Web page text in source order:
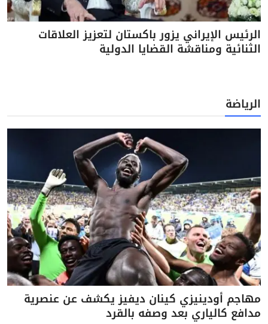
الرئيس الإيراني يزور باكستان لتعزيز العلاقات
الثنائية ومناقشة القضايا الدولية
الرياضة
مهاجم أودينيزي كينان ديفيز يكشف عن عنصرية
مدافع كالياري بعد وصفه بالقرد